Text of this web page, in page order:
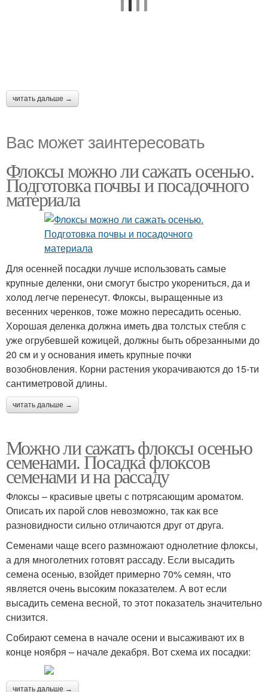
читать дальше →
Вас может заинтересовать
Флоксы можно ли сажать осенью.
Подготовка почвы и посадочного
материала
Для осенней посадки лучше использовать самые
крупные деленки, они смогут быстро укорениться, да и
холод легче перенесут. Флоксы, выращенные из
весенних черенков, тоже можно пересадить осенью.
Хорошая деленка должна иметь два толстых стебля с
уже огрубевшей кожицей, должны быть обрезанными до
20 см и у основания иметь крупные почки
возобновления. Корни растения укорачиваются до 15-ти
сантиметровой длины.
читать дальше →
Можно ли сажать флоксы осенью
семенами. Посадка флоксов
семенами и на рассаду
Флоксы – красивые цветы с потрясающим ароматом.
Описать их парой слов невозможно, так как все
разновидности сильно отличаются друг от друга.
Семенами чаще всего размножают однолетние флоксы,
а для многолетних готовят рассаду. Если высадить
семена осенью, взойдет примерно 70% семян, что
является очень высоким показателем. А вот если
высадить семена весной, то этот показатель значительно
снизится.
Собирают семена в начале осени и высаживают их в
конце ноября – начале декабря. Вот схема их посадки:
читать дальше →